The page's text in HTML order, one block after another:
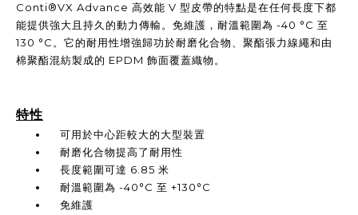
Conti®VX Advance 高效能 V 型皮帶的特點是在任何長度下都
能提供強大且持久的動力傳輸。免維護，耐溫範圍為 -40 °C 至
130 °C。它的耐用性增強歸功於耐磨化合物、聚酯張力線繩和由
棉聚酯混紡製成的 EPDM 飾面覆蓋織物。
特性
可用於中心距較大的大型裝置
耐磨化合物提高了耐用性
長度範圍可達 6.85 米
耐溫範圍為 -40°C 至 +130°C
免維護